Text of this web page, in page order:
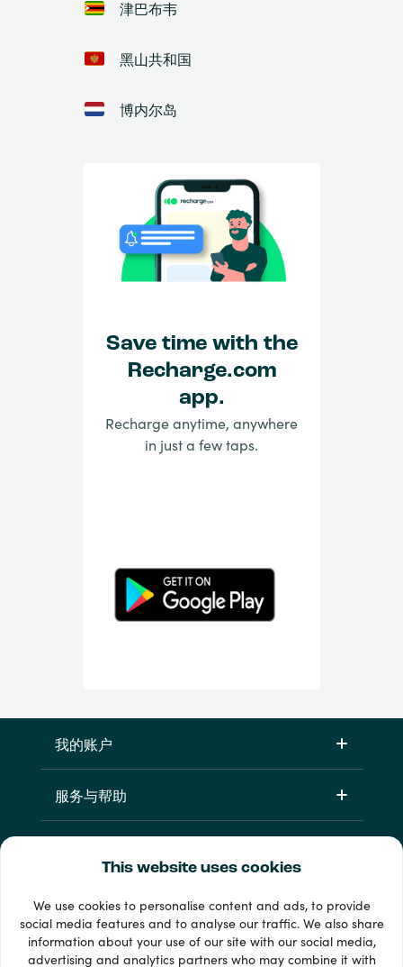
This website uses cookies
We use cookies to personalise content and ads, to provide
social media features and to analyse our traffic. We also share
information about your use of our site with our social media,
advertising and analytics partners who may combine it with
津巴布韦
黑山共和国
博内尔岛
Save time with the
Recharge.com
app.
Recharge anytime, anywhere
in just a few taps.
我的账户
服务与帮助